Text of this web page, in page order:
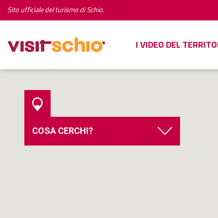
Sito ufficiale del turismo di Schio.
I VIDEO DEL
COSA CERCHI?